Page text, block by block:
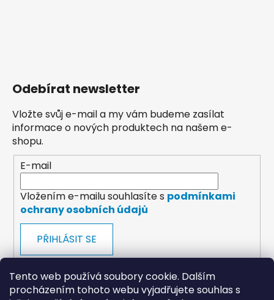
Tento web používá soubory cookie. Dalším
procházením tohoto webu vyjadřujete souhlas s
Odebírat newsletter
Vložte svůj e-mail a my vám budeme zasílat
informace o nových produktech na našem e-
shopu.
E-mail
Vložením e-mailu souhlasíte s podmínkami
ochrany osobních údajů
PŘIHLÁSIT SE